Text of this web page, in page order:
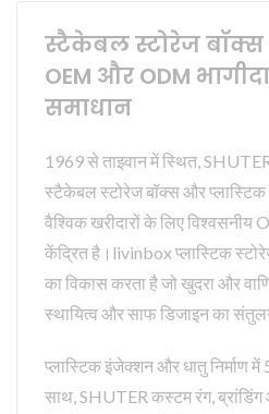
स्टैकेबल स्टोरेज बॉक्स
OEM और ODM
समाधान
1969 से ताइवान में स्थित,
स्टैकेबल स्टोरेज बॉक्स और प्लास्टिक
वैश्विक खरीदारों के लिए
केंद्रित है।livinbox प्लास्टिक
का विकास करता है जो खुदरा और
स्थायित्व और साफ डिजाइन का
प्लास्टिक इंजेक्शन और धातु निर्माण
साथ, SHUTER कस्टम रंग,